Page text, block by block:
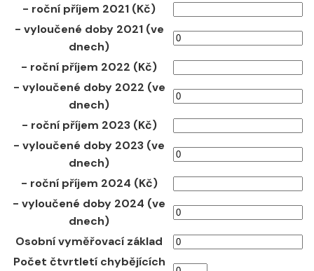
- roční příjem 2021 (Kč)
- vyloučené doby 2021 (ve
dnech)
- roční příjem 2022 (Kč)
- vyloučené doby 2022 (ve
dnech)
- roční příjem 2023 (Kč)
- vyloučené doby 2023 (ve
dnech)
- roční příjem 2024 (Kč)
- vyloučené doby 2024 (ve
dnech)
Osobní vyměřovací základ
Počet čtvrtletí chybějících